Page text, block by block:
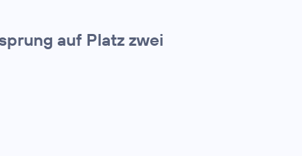
auf Platz zwei